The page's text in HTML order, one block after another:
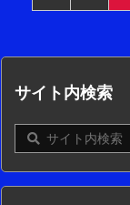
サイト内検索